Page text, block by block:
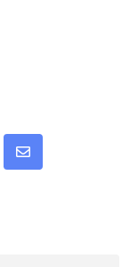
Share